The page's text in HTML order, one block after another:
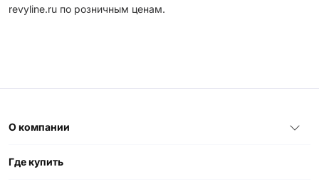
revyline.ru по розничным ценам.
О компании
Где купить